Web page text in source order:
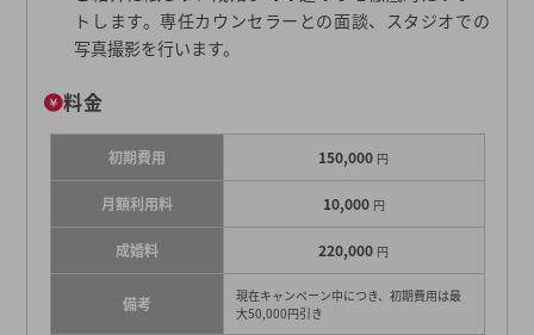
トします。専任カウンセラーとの面談、スタジオでの
写真撮影を行います。
料金
初期費用 150,000 円
月額利用料 10,000 円
成婚料 220,000 円
備考
現在キャンペーン中につき、初期費用は最
大50,000円引き